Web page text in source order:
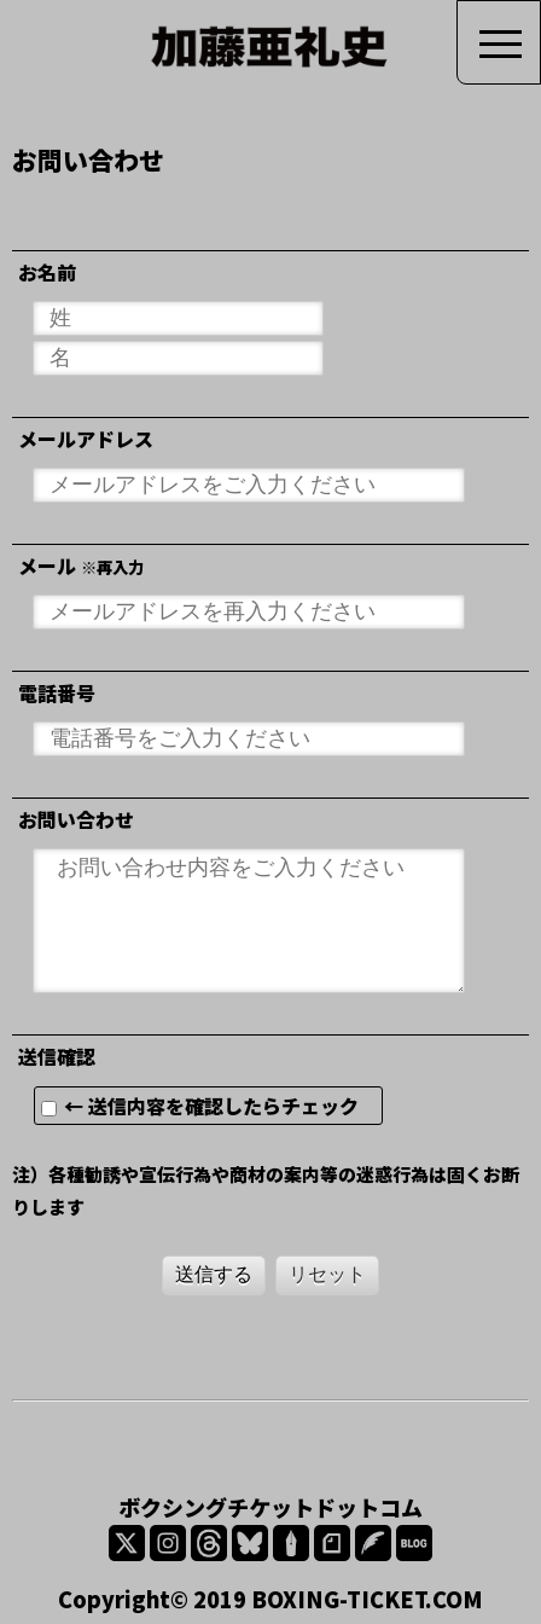
お問い合わせ
お名前
メールアドレス
メール ※再入力
電話番号
お問い合わせ
送信確認
← 送信内容を確認したらチェック
注）各種勧誘や宣伝行為や商材の案内等の迷惑行為は固くお断
りします
送信する リセット
ボクシングチケットドットコム
Copyright© 2019 BOXING-TICKET.COM